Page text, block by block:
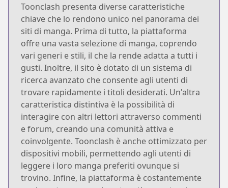
Toonclash presenta diverse caratteristiche
chiave che lo rendono unico nel panorama dei
siti di manga. Prima di tutto, la piattaforma
offre una vasta selezione di manga, coprendo
vari generi e stili, il che la rende adatta a tutti i
gusti. Inoltre, il sito è dotato di un sistema di
ricerca avanzato che consente agli utenti di
trovare rapidamente i titoli desiderati. Un'altra
caratteristica distintiva è la possibilità di
interagire con altri lettori attraverso commenti
e forum, creando una comunità attiva e
coinvolgente. Toonclash è anche ottimizzato per
dispositivi mobili, permettendo agli utenti di
leggere i loro manga preferiti ovunque si
trovino. Infine, la piattaforma è costantemente